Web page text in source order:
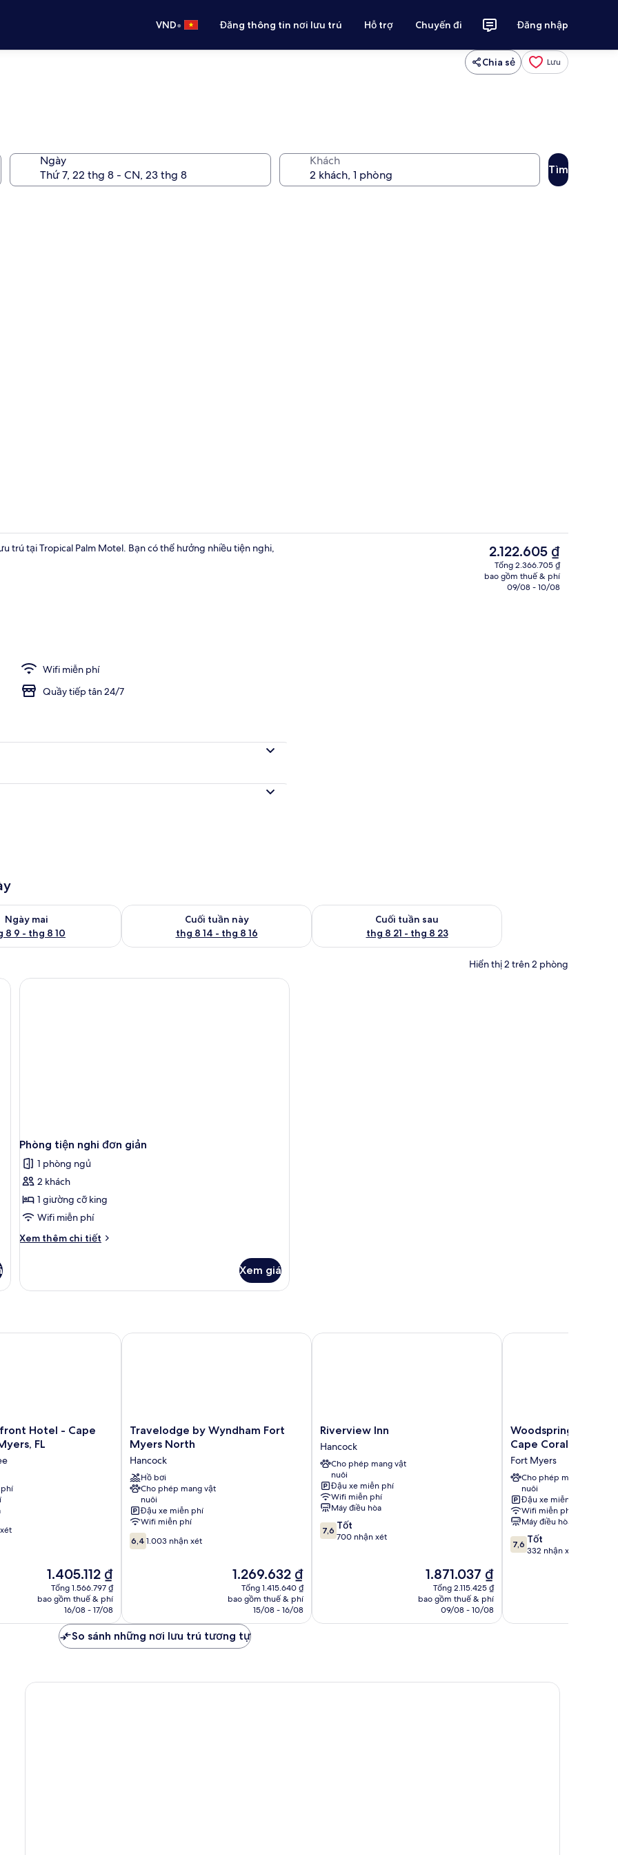
VND• Đăng thông tin nơi lưu trú Hỗ trợ Chuyến đi Đăng nhập
Chia sẻ Lưu
Ngày Khách
Tìm
Phòng đôi Tiêu chuẩn | Bàn, khu vực làm việc phù hợp cho laptop
Ngoại thất
trú tại Tropical Palm Motel. Bạn có thể hưởng nhiều tiện nghi,
Wifi miễn phí
Quầy tiếp tân 24/7
Giá
hiện
tại
2.122.605 ₫
Tổng 2.366.705 ₫
bao gồm thuế & phí
09/08 - 10/08
Ngày mai
8 9 - thg 8 10
phòng ngày mai từ thg 8 9 - thg 8 10
Cuối tuần này
thg 8 14 - thg 8 16
Kiểm tra lượng phòng cuối tuần này từ thg 8 14 - thg 8 16
Cuối tuần sau
thg 8 21 - thg 8 23
Kiểm tra lượng phòng cuối tuần tới từ thg 8 21 - thg 8 23
Hiển thị 2 trên 2 phòng
vực làm việc phù hợp cho laptop
Phòng tiện nghi đơn giản
1 phòng ngủ
2 khách
1 giường cỡ king
Wifi miễn phí
Xem thêm chi tiết
Chi
Phòng
giản
Xem giá
Hotel - Cape
FL
Giá
hiện
tại
1.405.112 ₫
1.405.112 ₫
Tổng 1.566.797 ₫
bao gồm thuế & phí
16/08 - 17/08
Hotel - Cape Coral/Fort Myers, FL
Travelodge
by
Wyndham
Fort
Myers
North
Hancock
Travelodge by Wyndham Fort
Myers North
Hancock
Hồ bơi
Cho phép mang vật
nuôi
Đậu xe miễn phí
Wifi miễn phí
6.4
trên
6,4 1.003 nhận xét
Giá
hiện
tại
1.269.632 ₫
1.269.632 ₫
Tổng 1.415.640 ₫
bao gồm thuế & phí
15/08 - 16/08
Travelodge by Wyndham Fort Myers North
Riverview
Inn
Hancock
Riverview Inn
Hancock
Cho phép mang vật
nuôi
Đậu xe miễn phí
Wifi miễn phí
Máy điều hòa
7.6
trên
7,6 Tốt
700 nhận xét
Giá
hiện
tại
1.871.037 ₫
1.871.037 ₫
Tổng 2.115.425 ₫
bao gồm thuế & phí
09/08 - 10/08
Riverview Inn
Woodspring
Suites
Fort
Myers
-
Cape
Coral
Fort
Myers
Woodspring Suites
Cape Coral
Fort Myers
Cho phép mang vật
nuôi
Đậu xe miễn phí
Wifi miễn phí
Máy điều hòa
7.6
trên
7,6 Tốt
332 nhận xét
Woodspring Suites
So sánh những nơi lưu trú tương tự